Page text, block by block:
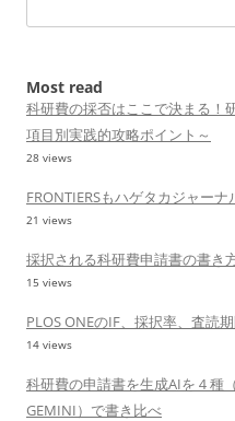
for:
Most read
科研費の採否はここで決まる！
項目別実践的攻略ポイント～
28 views
FRONTIERSもハゲタカジャーナ
21 views
採択される科研費申請書の書き
15 views
PLOS ONEのIF、採択率、査読
14 views
科研費の申請書を生成AIを４種
GEMINI）で書き比べ